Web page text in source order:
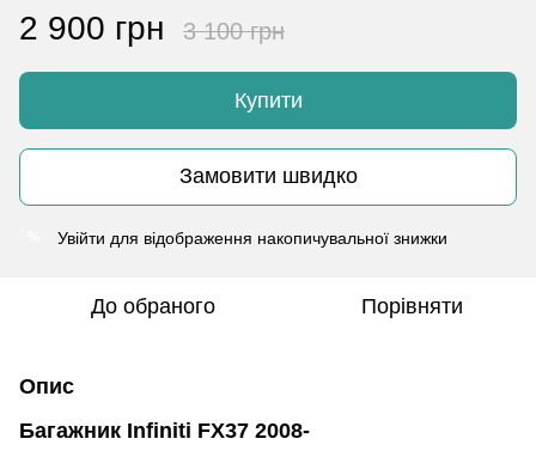
2 900 грн 3 100 грн
Купити
Замовити швидко
Увійти для відображення накопичувальної знижки
До обраного Порівняти
Опис
Багажник Infiniti FX37 2008-